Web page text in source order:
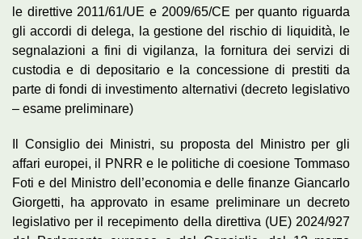
le direttive 2011/61/UE e 2009/65/CE per quanto riguarda
gli accordi di delega, la gestione del rischio di liquidità, le
segnalazioni a fini di vigilanza, la fornitura dei servizi di
custodia e di depositario e la concessione di prestiti da
parte di fondi di investimento alternativi (decreto legislativo
– esame preliminare)
Il Consiglio dei Ministri, su proposta del Ministro per gli
affari europei, il PNRR e le politiche di coesione Tommaso
Foti e del Ministro dell’economia e delle finanze Giancarlo
Giorgetti, ha approvato in esame preliminare un decreto
legislativo per il recepimento della direttiva (UE) 2024/927